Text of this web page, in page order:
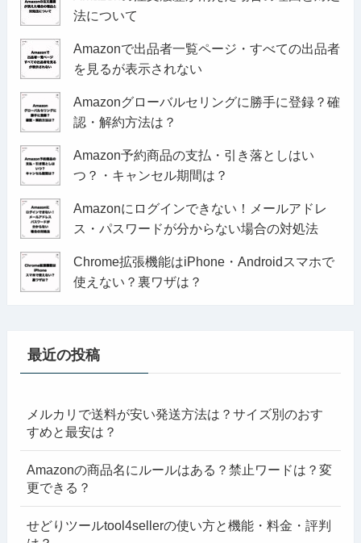
法について
Amazonで出品者一覧ページ・すべての出品者
を見るが表示されない
Amazonグローバルセリングに勝手に登録？確
認・解約方法は？
Amazon予約商品の支払・引き落としはい
つ？・キャンセル期間は？
Amazonにログインできない！メールアドレ
ス・パスワードが分からない場合の対処法
Chrome拡張機能はiPhone・Androidスマホで
使えない？裏ワザは？
最近の投稿
メルカリで送料が安い発送方法は？サイズ別のおす
すめと最安は？
Amazonの商品名にルールはある？禁止ワードは？変
更できる？
せどりツールtool4sellerの使い方と機能・料金・評判